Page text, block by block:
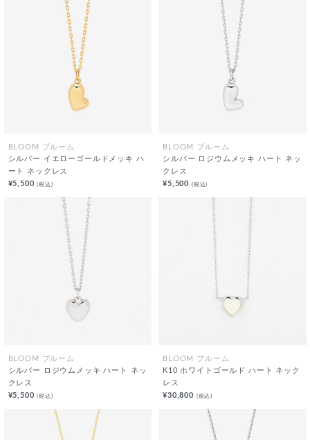
BLOOM ブルーム
シルバー イエローゴールドメッキ ハ
ート ネックレス
¥5,500(税込)
BLOOM ブルーム
シルバー ロジウムメッキ ハート ネッ
クレス
¥5,500 (税込)
BLOOM ブルーム
シルバー ロジウムメッキ ハート ネッ
クレス
¥5,500(税込)
BLOOM ブルーム
K10 ホワイトゴールド ハート ネック
レス
¥30,800 (税込)